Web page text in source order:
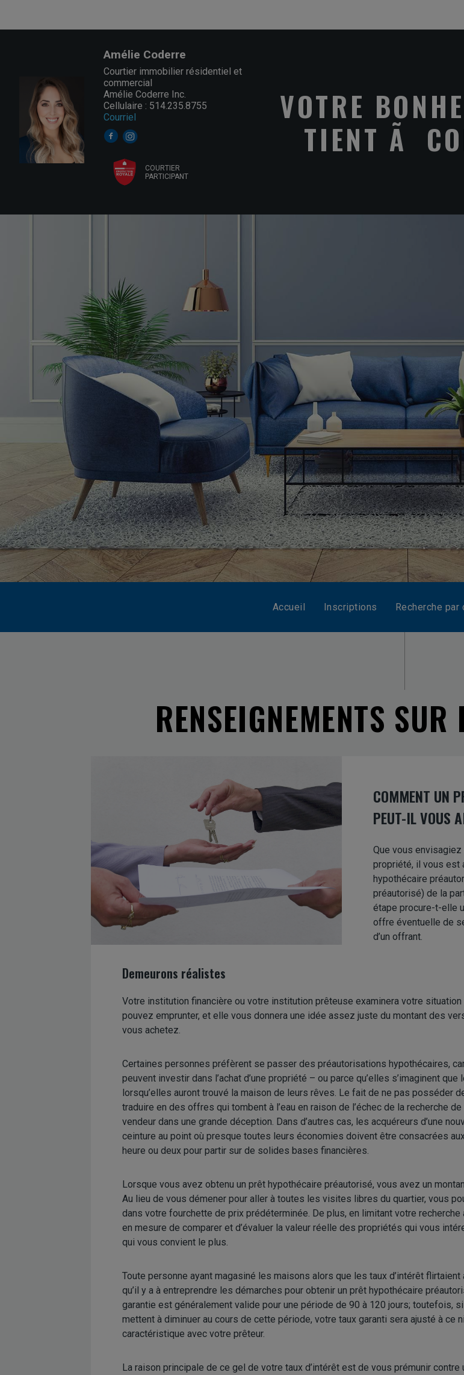
Amélie Coderre
Courtier immobilier résidentiel et
commercial
Amélie Coderre Inc.
Cellulaire : 514.235.8755
Courriel
COURTIER
PARTICIPANT
VOTRE
TIENT Ã
Accueil Inscriptions Recherche par
RENSEIGNEMENTS
COMMENT UN
PEUT-IL VOUS
Que vous
propriété, il vous est
hypothécaire
préautorisé) de la
étape procure-t-elle
offre éventuelle de
d’un offrant.
Demeurons réalistes
Votre institution financière ou votre institution prêteuse examinera votre
pouvez emprunter, et elle vous donnera une idée assez juste du montant des
vous achetez.
Certaines personnes préfèrent se passer des préautorisations hypothécaires,
peuvent investir dans l’achat d’une propriété – ou parce qu’elles s’imaginent
lorsqu’elles auront trouvé la maison de leurs rêves. Le fait de ne pas posséder
traduire en des offres qui tombent à l’eau en raison de l’échec de la recherche
vendeur dans une grande déception. Dans d’autres cas, les acquéreurs d’une
ceinture au point où presque toutes leurs économies doivent être consacrées
heure ou deux pour partir sur de solides bases financières.
Lorsque vous avez obtenu un prêt hypothécaire préautorisé, vous avez un
Au lieu de vous démener pour aller à toutes les visites libres du quartier, vous
dans votre fourchette de prix prédéterminée. De plus, en limitant votre
en mesure de comparer et d’évaluer la valeur réelle des propriétés qui vous
qui vous convient le plus.
Toute personne ayant magasiné les maisons alors que les taux d’intérêt
qu’il y a à entreprendre les démarches pour obtenir un prêt hypothécaire
garantie est généralement valide pour une période de 90 à 120 jours; toutefois,
mettent à diminuer au cours de cette période, votre taux garanti sera ajusté à ce
caractéristique avec votre prêteur.
La raison principale de ce gel de votre taux d’intérêt est de vous prémunir